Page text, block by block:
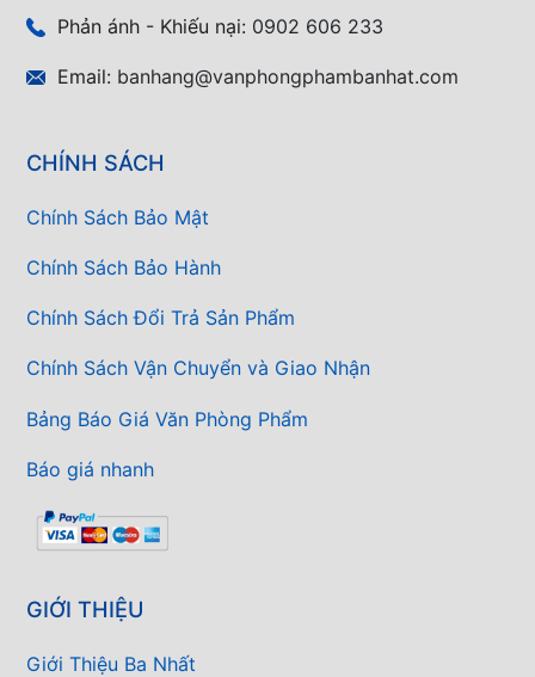
Phản ánh - Khiếu nại: 0902 606 233
Email: banhang@vanphongphambanhat.com
CHÍNH SÁCH
Chính Sách Bảo Mật
Chính Sách Bảo Hành
Chính Sách Đổi Trả Sản Phẩm
Chính Sách Vận Chuyển và Giao Nhận
Bảng Báo Giá Văn Phòng Phẩm
Báo giá nhanh
GIỚI THIỆU
Giới Thiệu Ba Nhất